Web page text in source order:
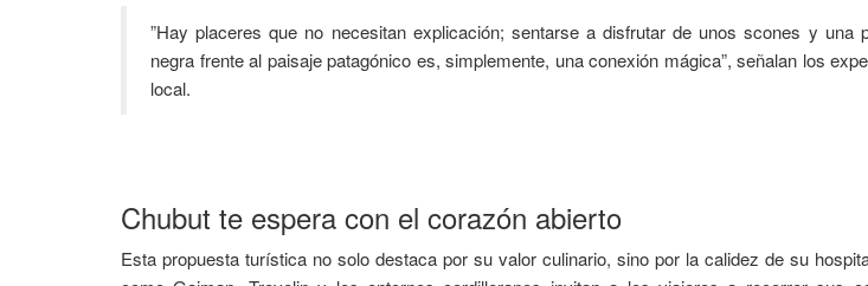
​”Hay placeres que no necesitan explicación; sentarse a disfrutar de unos scones y una
negra frente al paisaje patagónico es, simplemente, una conexión mágica”, señalan los
local.
​Chubut te espera con el corazón abierto
​Esta propuesta turística no solo destaca por su valor culinario, sino por la calidez de su